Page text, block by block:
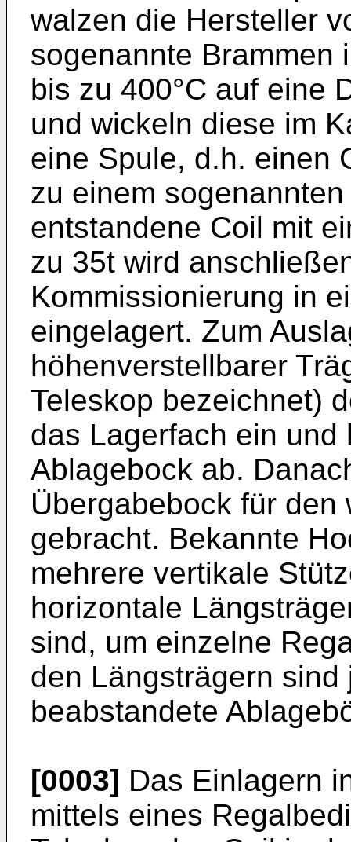
walzen die Hersteller
sogenannte Brammen
bis zu 400°C auf eine
und wickeln diese im
eine Spule, d.h. einen
zu einem
entstandene Coil mit
zu 35t wird
Kommissionierung in
eingelagert. Zum
höhenverstellbarer
Teleskop bezeichnet)
das Lagerfach ein und
Ablagebock ab.
Übergabebock für den
gebracht. Bekannte
mehrere vertikale
horizontale
sind, um einzelne
den Längsträgern
beabstandete
[0003] Das Einlagern
mittels eines